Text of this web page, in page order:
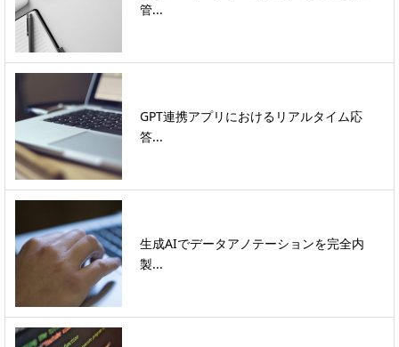
管...
GPT連携アプリにおけるリアルタイム応
答...
生成AIでデータアノテーションを完全内
製...